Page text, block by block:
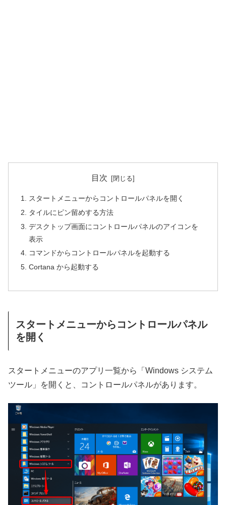
目次
スタートメニューからコントロールパネルを開く
タイルにピン留めする方法
デスクトップ画面にコントロールパネルのアイコンを
表示
コマンドからコントロールパネルを起動する
Cortana から起動する
スタートメニューからコントロールパネル
を開く
スタートメニューのアプリ一覧から「Windows システム
ツール」を開くと、コントロールパネルがあります。